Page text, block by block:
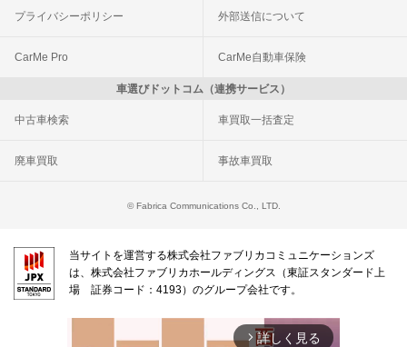
プライバシーポリシー 外部送信について
CarMe Pro CarMe自動車保険
車選びドットコム（連携サービス）
中古車検索 車買取一括査定
廃車買取 事故車買取
© Fabrica Communications Co., LTD.
当サイトを運営する株式会社ファブリカコミュニケーションズ
は、株式会社ファブリカホールディングス（東証スタンダード上
場 証券コード：4193）のグループ会社です。
arrow_forward_ios 詳しく見る